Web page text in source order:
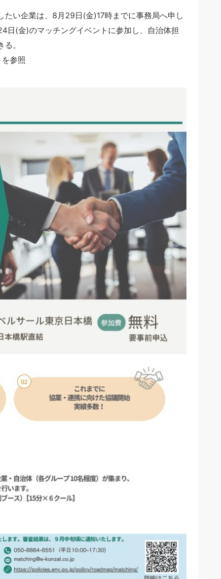
い企業は、8月29日(金)17時までに事務局へ申し
日(金)のマッチングイベントに参加し、自治体担
。
を参照